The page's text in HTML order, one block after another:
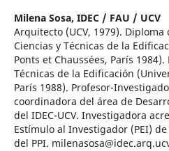
Milena Sosa, IDEC / FAU / UCV
Arquitecto (UCV, 1979).
Ciencias y Técnicas de la
Ponts et Chaussées, París
Técnicas de la Edificación
París 1988). Profesor-
coordinadora del área de
del IDEC-UCV. Investigadora
Estímulo al Investigador (PEI)
del PPI.